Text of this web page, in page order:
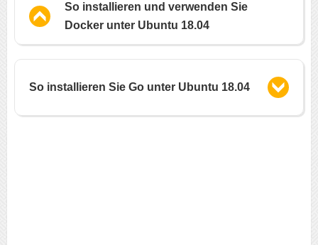
So installieren und verwenden Sie
Docker unter Ubuntu 18.04
So installieren Sie Go unter Ubuntu 18.04